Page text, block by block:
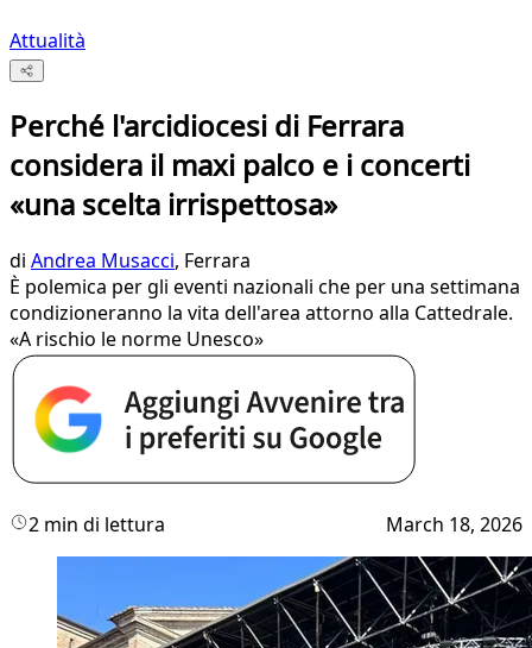
Attualità
Perché l'arcidiocesi di Ferrara
considera il maxi palco e i concerti
«una scelta irrispettosa»
di Andrea Musacci, Ferrara
È polemica per gli eventi nazionali che per una settimana
condizioneranno la vita dell'area attorno alla Cattedrale.
«A rischio le norme Unesco»
2 min di lettura March 18, 2026